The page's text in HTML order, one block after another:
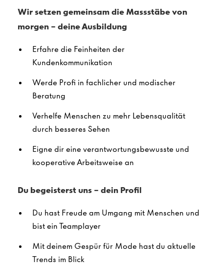
Wir setzen gemeinsam die Massstäbe von
morgen – deine Ausbildung
Erfahre die Feinheiten der
Kundenkommunikation
Werde Profi in fachlicher und modischer
Beratung
Verhelfe Menschen zu mehr Lebensqualität
durch besseres Sehen
Eigne dir eine verantwortungsbewusste und
kooperative Arbeitsweise an
Du begeisterst uns – dein Profil
Du hast Freude am Umgang mit Menschen und
bist ein Teamplayer
Mit deinem Gespür für Mode hast du aktuelle
Trends im Blick